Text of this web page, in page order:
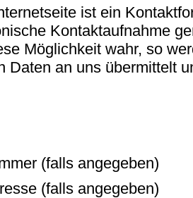
ist ein
Kontaktaufnahme
Möglichkeit wahr, so
Daten an uns übermittelt
(falls angegeben)
(falls angegeben)